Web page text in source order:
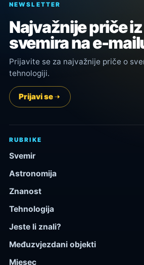
NEWSLETTER
Najvažnije priče iz
svemira na e-
Prijavite se za najvažnije priče o
tehnologiji.
Prijavi se
RUBRIKE
Svemir
Astronomija
Znanost
Tehnologija
Jeste li znali?
Međuzvjezdani objekti
Mjesec